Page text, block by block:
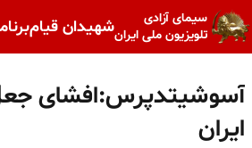
سیمای آزادی
تلویزیون ملی ایرانشهیدان قیام
آسوشیتدپرس:افشای
ایران